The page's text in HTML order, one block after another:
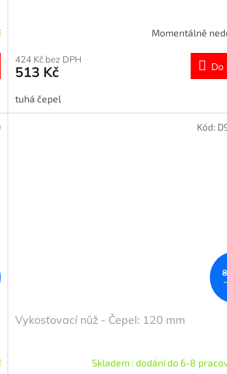
Momentálně
424 Kč bez DPH
513 Kč Do
tuhá čepel
Vykosťovací nůž - Čepel: 120 mm
Skladem : dodání do 6-8
Kód: